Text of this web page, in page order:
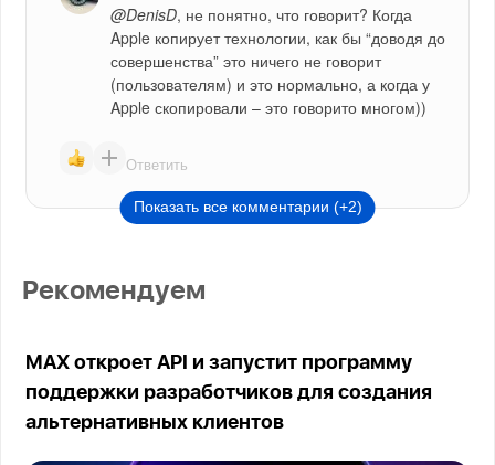
@DenisD, не понятно, что говорит? Когда
Apple копирует технологии, как бы “доводя до
совершенства” это ничего не говорит
(пользователям) и это нормально, а когда у
Apple скопировали – это говорито многом))
Ответить
Показать все комментарии (+2)
Рекомендуем
MAX откроет API и запустит программу
поддержки разработчиков для создания
альтернативных клиентов